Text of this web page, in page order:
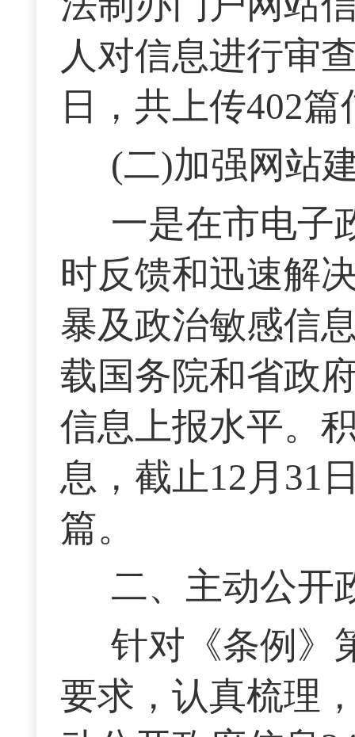
人对信息进行审
日，共上传402篇
(二)加强网站
一是在市电子
时反馈和迅速解
暴及政治敏感信
载国务院和省政
信息上报水平。
息，截止12月31
篇。
二、主动公开
针对《条例》
要求，认真梳理